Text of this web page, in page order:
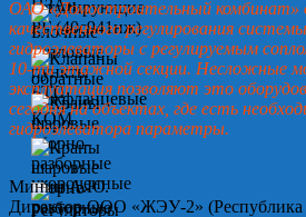
ОАО «Домостроительный комбинат»
качественного регулирования
гидроэлеваторы с регулируемым
10-ти этажной секции. Несложные
эксплуатация позволяют это
сегодня на объектах, где есть
гидроэлеватора параметры.
Минин А.Ю.
Директор ООО «ЖЭУ-2» (Республика